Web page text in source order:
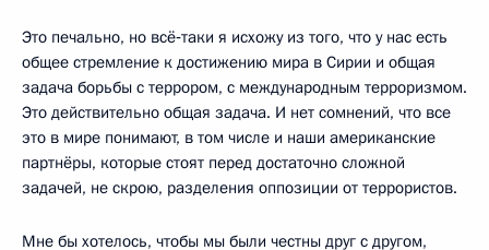
Это печально, но всё‑таки я исхожу из того, что у нас есть
общее стремление к достижению мира в Сирии и общая
задача борьбы с террором, с международным терроризмом.
Это действительно общая задача. И нет сомнений, что все
это в мире понимают, в том числе и наши американские
партнёры, которые стоят перед достаточно сложной
задачей, не скрою, разделения оппозиции от террористов.
Мне бы хотелось, чтобы мы были честны друг с другом,